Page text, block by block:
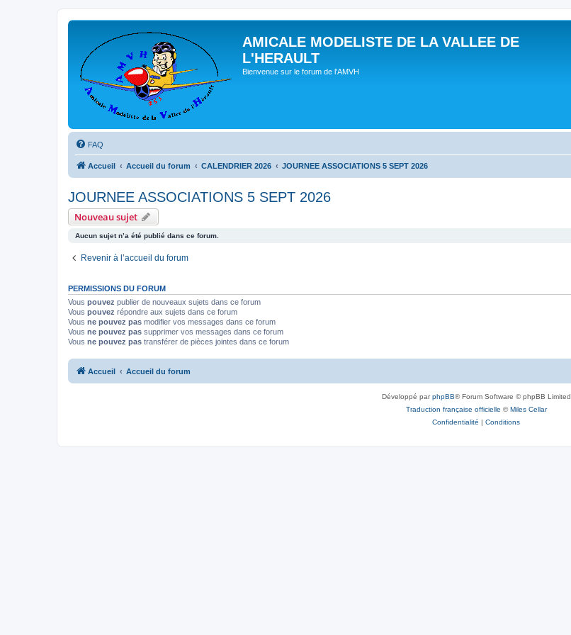
AMICALE MODELISTE DE LA VALLEE DE
L'HERAULT
Bienvenue sur le forum de l'AMVH
FAQ
Accueil Accueil du forum CALENDRIER 2026 JOURNEE ASSOCIATIONS 5 SEPT 2026
JOURNEE ASSOCIATIONS 5 SEPT 2026
Nouveau sujet
Aucun sujet n’a été publié dans ce forum.
Revenir à l’accueil du forum
PERMISSIONS DU FORUM
Vous pouvez publier de nouveaux sujets dans ce forum
Vous pouvez répondre aux sujets dans ce forum
Vous ne pouvez pas modifier vos messages dans ce forum
Vous ne pouvez pas supprimer vos messages dans ce forum
Vous ne pouvez pas transférer de pièces jointes dans ce forum
Accueil Accueil du forum
Développé parphpBB® Forum Software © phpBB Limited
Traduction française officielle ©Miles Cellar
Confidentialité | Conditions